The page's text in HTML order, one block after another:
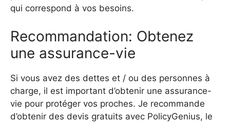
qui correspond à vos besoins.
Recommandation: Obtenez
une assurance-vie
Si vous avez des dettes et / ou des personnes à
charge, il est important d’obtenir une assurance-
vie pour protéger vos proches. Je recommande
d’obtenir des devis gratuits avec PolicyGenius, le